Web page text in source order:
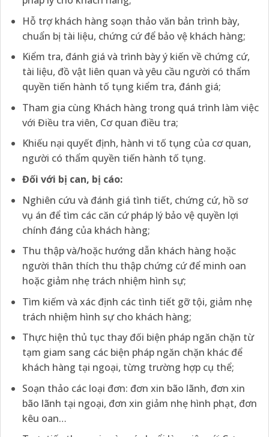
Hỗ trợ khách hàng soạn thảo văn bản trình bày,
chuẩn bị tài liệu, chứng cứ để bảo vệ khách hàng;
Kiểm tra, đánh giá và trình bày ý kiến về chứng cứ,
tài liệu, đồ vật liên quan và yêu cầu người có thẩm
quyền tiến hành tố tụng kiểm tra, đánh giá;
Tham gia cùng Khách hàng trong quá trình làm việc
với Điều tra viên, Cơ quan điều tra;
Khiếu nại quyết định, hành vi tố tụng của cơ quan,
người có thẩm quyền tiến hành tố tụng.
Đối với bị can, bị cáo:
Nghiên cứu và đánh giá tình tiết, chứng cứ, hồ sơ
vụ án để tìm các căn cứ pháp lý bảo vệ quyền lợi
chính đáng của khách hàng;
Thu thập và/hoặc hướng dẫn khách hàng hoặc
người thân thích thu thập chứng cứ để minh oan
hoặc giảm nhẹ trách nhiệm hình sự;
Tìm kiếm và xác định các tình tiết gỡ tội, giảm nhẹ
trách nhiệm hình sự cho khách hàng;
Thực hiện thủ tục thay đối biện pháp ngăn chặn từ
tạm giam sang các biện pháp ngăn chặn khác để
khách hàng tại ngoại, từng trường hợp cụ thể;
Soạn thảo các loại đơn: đơn xin bão lãnh, đơn xin
bão lãnh tại ngoại, đơn xin giảm nhẹ hình phạt, đơn
kêu oan…